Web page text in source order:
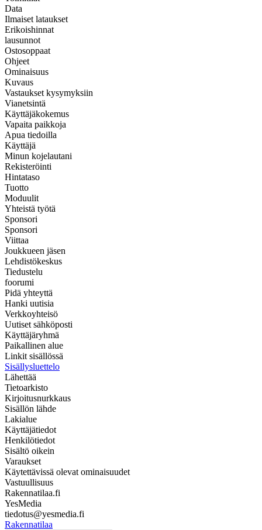
Data
Ilmaiset lataukset
Erikoishinnat
lausunnot
Ostosoppaat
Ohjeet
Ominaisuus
Kuvaus
Vastaukset kysymyksiin
Vianetsintä
Käyttäjäkokemus
Vapaita paikkoja
Apua tiedoilla
Käyttäjä
Minun kojelautani
Rekisteröinti
Hintataso
Tuotto
Moduulit
Yhteistä työtä
Sponsori
Sponsori
Viittaa
Joukkueen jäsen
Lehdistökeskus
Tiedustelu
foorumi
Pidä yhteyttä
Hanki uutisia
Verkkoyhteisö
Uutiset sähköposti
Käyttäjäryhmä
Paikallinen alue
Linkit sisällössä
Sisällysluettelo
Lähettää
Tietoarkisto
Kirjoitusnurkkaus
Sisällön lähde
Lakialue
Käyttäjätiedot
Henkilötiedot
Sisältö oikein
Varaukset
Käytettävissä olevat ominaisuudet
Vastuullisuus
Rakennatilaa.fi
YesMedia
tiedotus@yesmedia.fi
Rakennatilaa